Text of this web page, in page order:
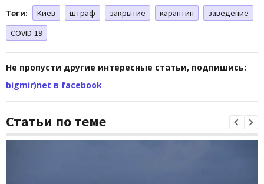
Теги: Киев штраф закрытие карантин
заведение
COVID-19
Не пропусти другие интересные статьи, подпишись:
bigmir)net в facebook
Статьи по теме